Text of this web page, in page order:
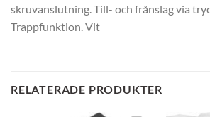
skruvanslutning. Till- och frånslag via
Trappfunktion. Vit
RELATERADE PRODUKTER